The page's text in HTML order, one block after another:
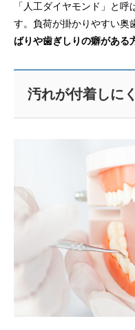
「人工ダイヤモンド」と
す。負荷が掛かりやすい奥
ばりや歯ぎしりの癖がある
汚れが付着しに